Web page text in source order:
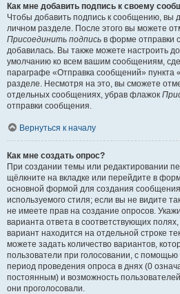
Как мне добавить подпись к своему
Чтобы добавить подпись к сообщению, вы
личном разделе. После этого вы можете
Присоединить подпись в форме отправки
добавилась. Вы также можете настроить
умолчанию ко всем вашим сообщениям,
параграфе «Отправка сообщений» пункта
разделе. Несмотря на это, вы сможете
отдельных сообщениях, убрав флажок
отправки сообщения.
Вернуться к началу
Как мне создать опрос?
При создании темы или редактировании
щёлкните на вкладке или перейдите в
основной формой для создания
используемого стиля; если вы не видите
не имеете прав на создание опросов.
варианта ответа в соответствующих
вариант находится на отдельной строке
можете задать количество вариантов,
пользователи при голосовании, с
период проведения опроса в днях (0
постоянным) и возможность
они проголосовали.